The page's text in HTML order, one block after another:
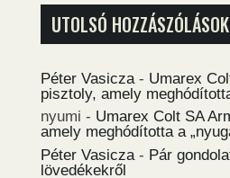
UTOLSÓ HOZZÁSZÓLÁSOK
Péter Vasicza - Umarex
pisztoly, amely
nyumi - Umarex Colt SA
amely meghódította a
Péter Vasicza - Pár
lövedékekről